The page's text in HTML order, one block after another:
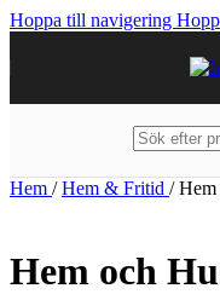
Hoppa till navigering
Hem / Hem & Fritid / Hem
Hem och